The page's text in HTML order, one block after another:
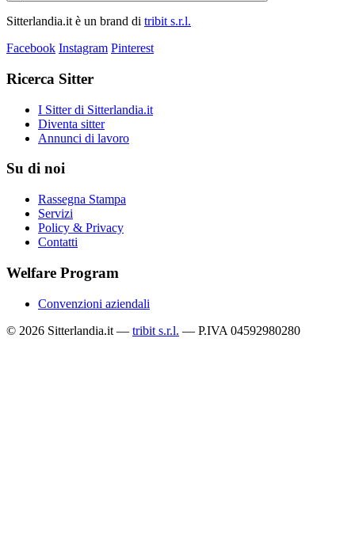
Sitterlandia.it è un brand di tribit s.r.l.
Facebook Instagram Pinterest
Ricerca Sitter
I Sitter di Sitterlandia.it
Diventa sitter
Annunci di lavoro
Su di noi
Rassegna Stampa
Servizi
Policy & Privacy
Contatti
Welfare Program
Convenzioni aziendali
© 2026 Sitterlandia.it — tribit s.r.l. — P.IVA 04592980280